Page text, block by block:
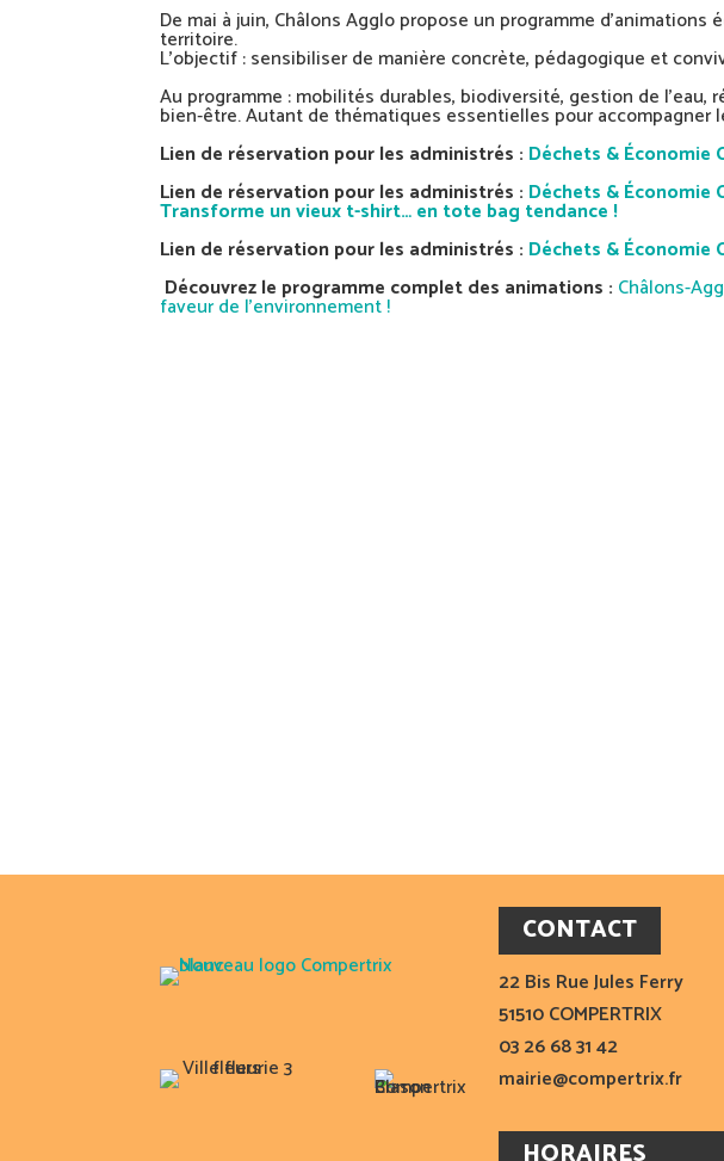
De mai à juin, Châlons Agglo propose un programme
territoire.
L’objectif : sensibiliser de manière concrète, pédagogique et
Au programme : mobilités durables, biodiversité, gestion de
bien‑être. Autant de thématiques essentielles pour
Lien de réservation pour les administrés : Déchets & Économie
Lien de réservation pour les administrés : Déchets & Économie
Transforme un vieux t-shirt… en tote bag tendance !
Lien de réservation pour les administrés : Déchets & Économie
Découvrez le programme complet des animations : Châlons-
faveur de l’environnement !
CONTACT
22 Bis Rue Jules Ferry
51510 COMPERTRIX
03 26 68 31 42
mairie@compertrix.fr